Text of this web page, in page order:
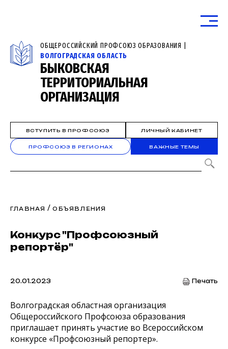
ОБЩЕРОССИЙСКИЙ ПРОФСОЮЗ ОБРАЗОВАНИЯ |
ВОЛГОГРАДСКАЯ ОБЛАСТЬ
БЫКОВСКАЯ
ТЕРРИТОРИАЛЬНАЯ
ОРГАНИЗАЦИЯ
ВСТУПИТЬ В ПРОФСОЮЗ ЛИЧНЫЙ КАБИНЕТ
ПРОФСОЮЗ В РЕГИОНАХ ВАЖНЫЕ ТЕМЫ
ГЛАВНАЯ /ОБЪЯВЛЕНИЯ
Конкурс "Профсоюзный
репортёр"
20.01.2023 Печать
Волгоградская областная организация
Общероссийского Профсоюза образования
приглашает принять участие во Всероссийском
конкурсе «Профсоюзный репортер».